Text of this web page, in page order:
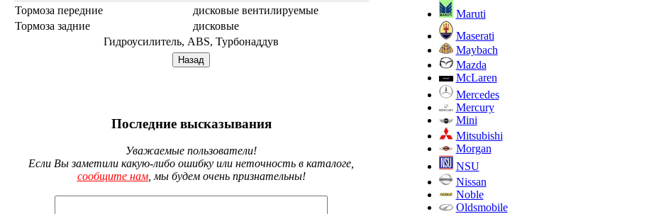
Тормоза передние
дисковые вентилируемые
Тормоза задние
дисковые
Гидроусилитель, ABS, Турбонаддув
Последние высказывания
Уважаемые пользователи!
Если Вы заметили какую-либо ошибку или неточность в каталоге,
сообщите нам, мы будем очень признательны!
Maruti
Maserati
Maybach
Mazda
McLaren
Mercedes
Mercury
Mini
Mitsubishi
Morgan
NSU
Nissan
Noble
Oldsmobile